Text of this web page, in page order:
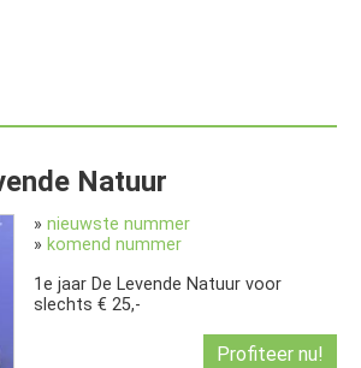
Natuur
» nieuwste nummer
» komend nummer
1e jaar De Levende Natuur voor
slechts € 25,-
Profiteer nu!